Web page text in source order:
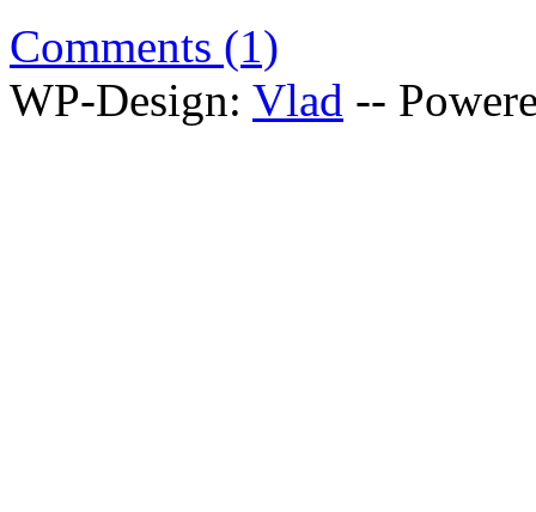
Comments (1)
WP-Design: Vlad --